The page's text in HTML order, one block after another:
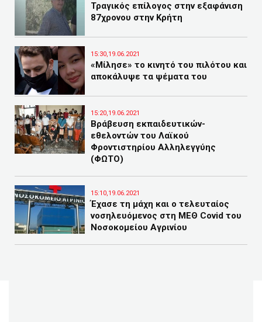
Τραγικός επίλογος στην εξαφάνιση
87χρονου στην Κρήτη
15:30,19.06.2021
«Μίλησε» το κινητό του πιλότου και
αποκάλυψε τα ψέματα του
15:20,19.06.2021
Βράβευση εκπαιδευτικών-
εθελοντών του Λαϊκού
Φροντιστηρίου Αλληλεγγύης
(ΦΩΤΟ)
15:10,19.06.2021
Έχασε τη μάχη και ο τελευταίος
νοσηλευόμενος στη ΜΕΘ Covid του
Νοσοκομείου Αγρινίου